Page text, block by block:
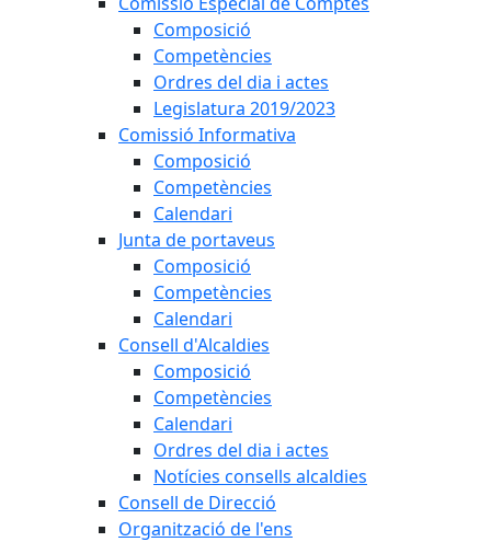
Composició
Competències
Ordres del dia i actes
Legislatura 2019/2023
Comissió Informativa
Composició
Competències
Calendari
Junta de portaveus
Composició
Competències
Calendari
Consell d'Alcaldies
Composició
Competències
Calendari
Ordres del dia i actes
Notícies consells alcaldies
Consell de Direcció
Organització de l'ens